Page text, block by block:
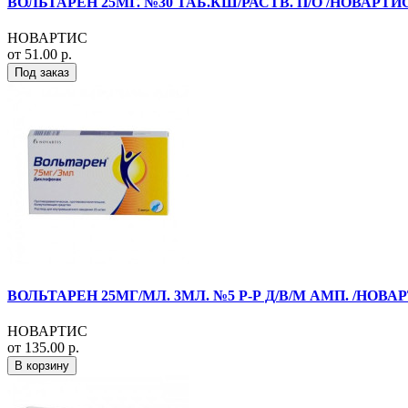
НОВАРТИС
от 51.00 р.
Под заказ
ВОЛЬТАРЕН 25МГ/МЛ. 3МЛ. №5 Р-Р Д/В/М АМП. /
НОВАРТИС
от 135.00 р.
В корзину